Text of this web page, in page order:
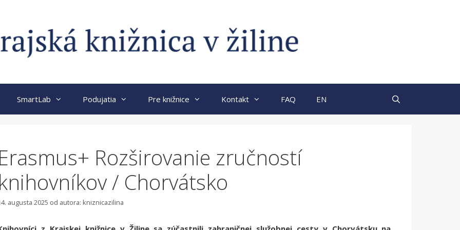
SmartLab Podujatia Pre knižnice Kontakt FAQ EN
Erasmus+ Rozširovanie zručností
knihovníkov / Chorvátsko
augusta 2025 od autora: kniznicazilina